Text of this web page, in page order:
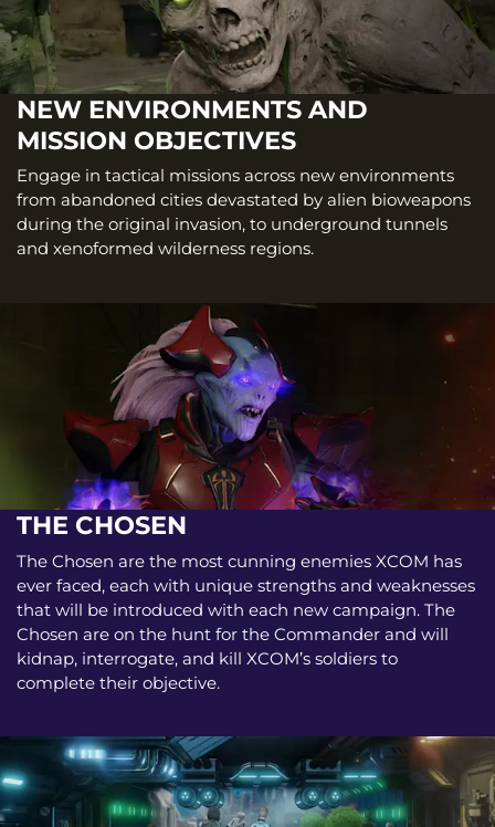
NEW ENVIRONMENTS AND
MISSION OBJECTIVES
Engage in tactical missions across new environments
from abandoned cities devastated by alien bioweapons
during the original invasion, to underground tunnels
and xenoformed wilderness regions.
THE CHOSEN
The Chosen are the most cunning enemies XCOM has
ever faced, each with unique strengths and weaknesses
that will be introduced with each new campaign. The
Chosen are on the hunt for the Commander and will
kidnap, interrogate, and kill XCOM’s soldiers to
complete their objective.